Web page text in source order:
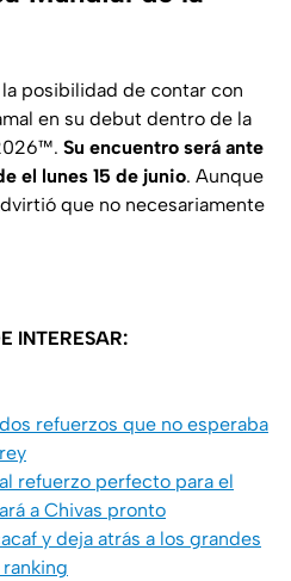
posibilidad de contar con
en su debut dentro de la
Su encuentro será ante
el lunes 15 de junio. Aunque
que no necesariamente
INTERESAR:
refuerzos que no esperaba
refuerzo perfecto para el
a Chivas pronto
y deja atrás a los grandes